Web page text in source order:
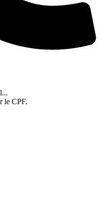
le CPF.